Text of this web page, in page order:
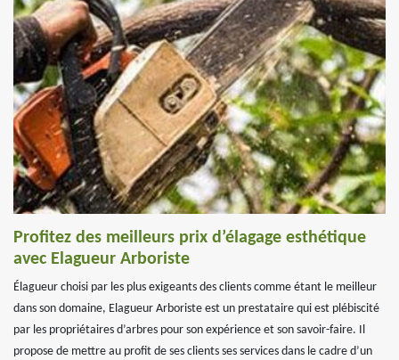
Profitez des meilleurs prix d’élagage esthétique
avec Elagueur Arboriste
Élagueur choisi par les plus exigeants des clients comme étant le meilleur
dans son domaine, Elagueur Arboriste est un prestataire qui est plébiscité
par les propriétaires d’arbres pour son expérience et son savoir-faire. Il
propose de mettre au profit de ses clients ses services dans le cadre d’un